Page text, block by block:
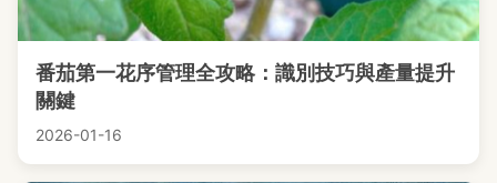
番茄第一花序管理全攻略：識別技巧與產量提升
關鍵
2026-01-16